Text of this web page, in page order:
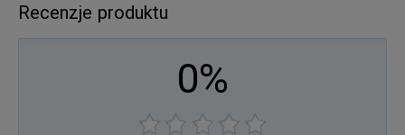
Recenzje produktu
0%